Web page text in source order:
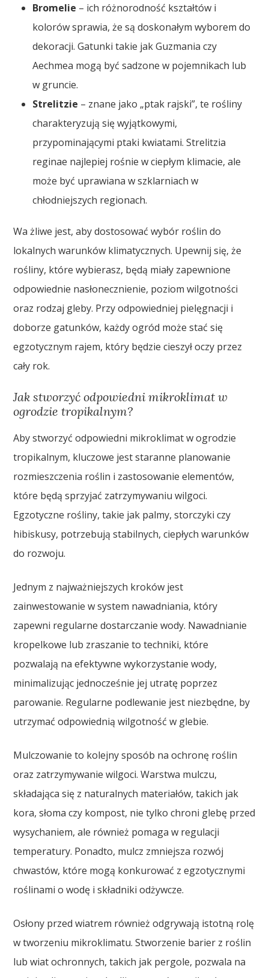
Bromelie – ich różnorodność kształtów i
kolorów sprawia, że są doskonałym wyborem do
dekoracji. Gatunki takie jak Guzmania czy
Aechmea mogą być sadzone w pojemnikach lub
w gruncie.
Strelitzie – znane jako „ptak rajski”, te rośliny
charakteryzują się wyjątkowymi,
przypominającymi ptaki kwiatami. Strelitzia
reginae najlepiej rośnie w ciepłym klimacie, ale
może być uprawiana w szklarniach w
chłodniejszych regionach.
Wa żliwe jest, aby dostosować wybór roślin do
lokalnych warunków klimatycznych. Upewnij się, że
rośliny, które wybierasz, będą miały zapewnione
odpowiednie nasłonecznienie, poziom wilgotności
oraz rodzaj gleby. Przy odpowiedniej pielęgnacji i
doborze gatunków, każdy ogród może stać się
egzotycznym rajem, który będzie cieszył oczy przez
cały rok.
Jak stworzyć odpowiedni mikroklimat w
ogrodzie tropikalnym?
Aby stworzyć odpowiedni mikroklimat w ogrodzie
tropikalnym, kluczowe jest staranne planowanie
rozmieszczenia roślin i zastosowanie elementów,
które będą sprzyjać zatrzymywaniu wilgoci.
Egzotyczne rośliny, takie jak palmy, storczyki czy
hibiskusy, potrzebują stabilnych, ciepłych warunków
do rozwoju.
Jednym z najważniejszych kroków jest
zainwestowanie w system nawadniania, który
zapewni regularne dostarczanie wody. Nawadnianie
kropelkowe lub zraszanie to techniki, które
pozwalają na efektywne wykorzystanie wody,
minimalizując jednocześnie jej utratę poprzez
parowanie. Regularne podlewanie jest niezbędne, by
utrzymać odpowiednią wilgotność w glebie.
Mulczowanie to kolejny sposób na ochronę roślin
oraz zatrzymywanie wilgoci. Warstwa mulczu,
składająca się z naturalnych materiałów, takich jak
kora, słoma czy kompost, nie tylko chroni glebę przed
wysychaniem, ale również pomaga w regulacji
temperatury. Ponadto, mulcz zmniejsza rozwój
chwastów, które mogą konkurować z egzotycznymi
roślinami o wodę i składniki odżywcze.
Osłony przed wiatrem również odgrywają istotną rolę
w tworzeniu mikroklimatu. Stworzenie barier z roślin
lub wiat ochronnych, takich jak pergole, pozwala na